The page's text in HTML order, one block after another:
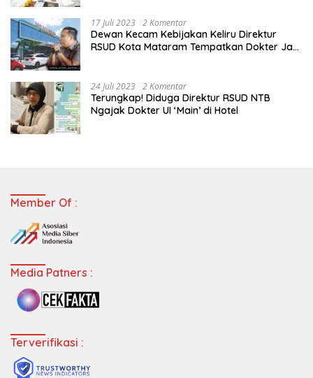
17 Juli 2023 2 Komentar
Dewan Kecam Kebijakan Keliru Direktur
RSUD Kota Mataram Tempatkan Dokter Jadi
24 Juli 2023 2 Komentar
Terungkap! Diduga Direktur RSUD NTB
Ngajak Dokter UI ‘Main’ di Hotel
Member Of :
Media Patners :
Terverifikasi :